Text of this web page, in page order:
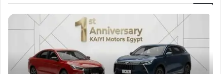
للسيارات
تحتفل
عام